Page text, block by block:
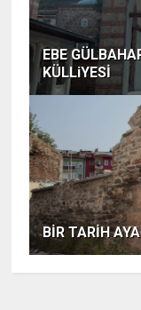
EBE
KÜLLiYESİ
BİR TARİH